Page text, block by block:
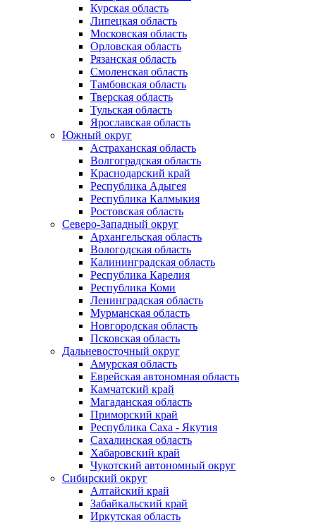
Курская область
Липецкая область
Московская область
Орловская область
Рязанская область
Смоленская область
Тамбовская область
Тверская область
Тульская область
Ярославская область
Южный округ
Астраханская область
Волгоградская область
Краснодарский край
Республика Адыгея
Республика Калмыкия
Ростовская область
Северо-Западный округ
Архангельская область
Вологодская область
Калининградская область
Республика Карелия
Республика Коми
Ленинградская область
Мурманская область
Новгородская область
Псковская область
Дальневосточный округ
Амурская область
Еврейская автономная область
Камчатский край
Магаданская область
Приморский край
Республика Саха - Якутия
Сахалинская область
Хабаровский край
Чукотский автономный округ
Сибирский округ
Алтайский край
Забайкальский край
Иркутская область